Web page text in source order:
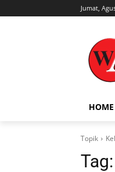
Jumat,
HOME
Topik
Tag: